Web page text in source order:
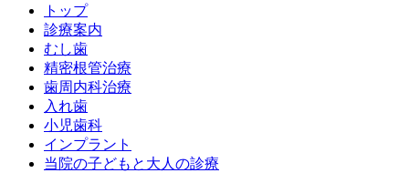
トップ
診療案内
むし歯
精密根管治療
歯周内科治療
入れ歯
小児歯科
インプラント
当院の子どもと大人の診療